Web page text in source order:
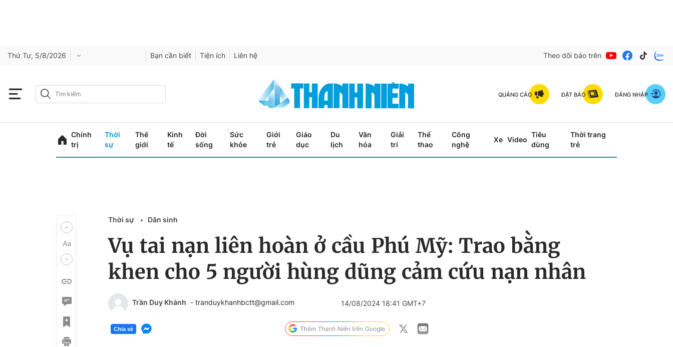
Thứ Tư, 5/8/2026 Bạn cần biết Tiện ích Liên hệ Theo dõi báo trên
QUẢNG CÁO ĐẶT BÁO ĐĂNG NHẬP
Chính
trị
Thời
sự
Thế
giới
Kinh
tế
Đời
sống
Sức
khỏe
Giới
trẻ
Giáo
dục
Du
lịch
Văn
hóa
Giải
trí
Thể
thao
Công
nghệ
Xe Video
Tiêu
dùng
Thời trang
trẻ
Thời sự Dân sinh
Vụ tai nạn liên hoàn ở cầu Phú Mỹ: Trao bằng
khen cho 5 người hùng dũng cảm cứu nạn nhân
Trần Duy Khánh - tranduykhanhbctt@gmail.com 14/08/2024 18:41 GMT+7
Chia sẻ